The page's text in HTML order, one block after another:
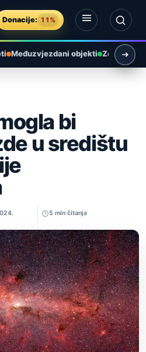
Donacije: 11%
Međuzvjezdani objekti Zemlja i
bi
u središtu
5 min čitanja